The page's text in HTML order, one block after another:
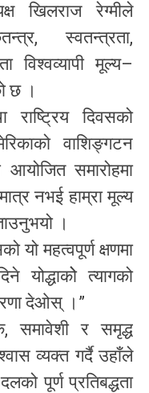
खिलराज रेग्मीले
स्वतन्त्रता,
विश्वव्यापी मूल्य–
छ ।
दिवसको
वाशिङ्गटन
आयोजित समारोहमा
नभई हाम्रा मूल्य
।
यो महत्वपूर्ण क्षणमा
योद्धाकोे त्यागको
देओस् ।”
समावेशी र समृद्ध
व्यक्त गर्दै उहाँले
पूर्ण प्रतिबद्धता